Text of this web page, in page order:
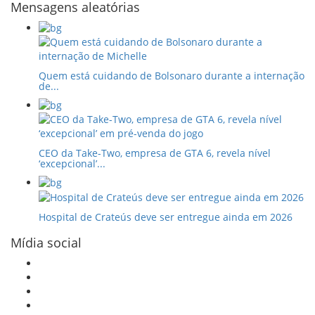
Mensagens aleatórias
Quem está cuidando de Bolsonaro durante a internação
de...
CEO da Take-Two, empresa de GTA 6, revela nível
‘excepcional’...
Hospital de Crateús deve ser entregue ainda em 2026
Mídia social